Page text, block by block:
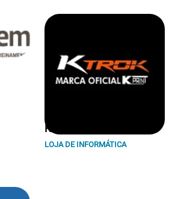
K Print Suprimentos Eireli.
LOJA DE INFORMÁTICA